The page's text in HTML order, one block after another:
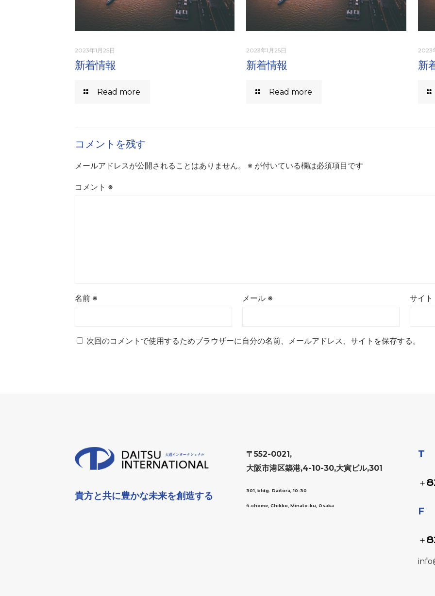
2023年1月25日
新着情報
Read more
2023年1月25日
新着情報
Read more
2023
新
コメントを残す
メールアドレスが公開されることはありません。 ※ が付いている欄は必須項目です
コメント ※
名前 ※ メール ※ サイト
次回のコメントで使用するためブラウザーに自分の名前、メールアドレス、サイトを保存する。
貴方と共に豊かな未来を創造する
〒552-0021,
大阪市港区築港,4-10-30,大寅ビル,301
301, bldg. Daitora, 10-30
4-chome, Chikko, Minato-ku, Osaka
T
＋
F
＋